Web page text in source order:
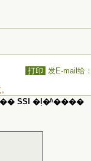
打印 发E-mail给
SSI �ļ�ʱ����